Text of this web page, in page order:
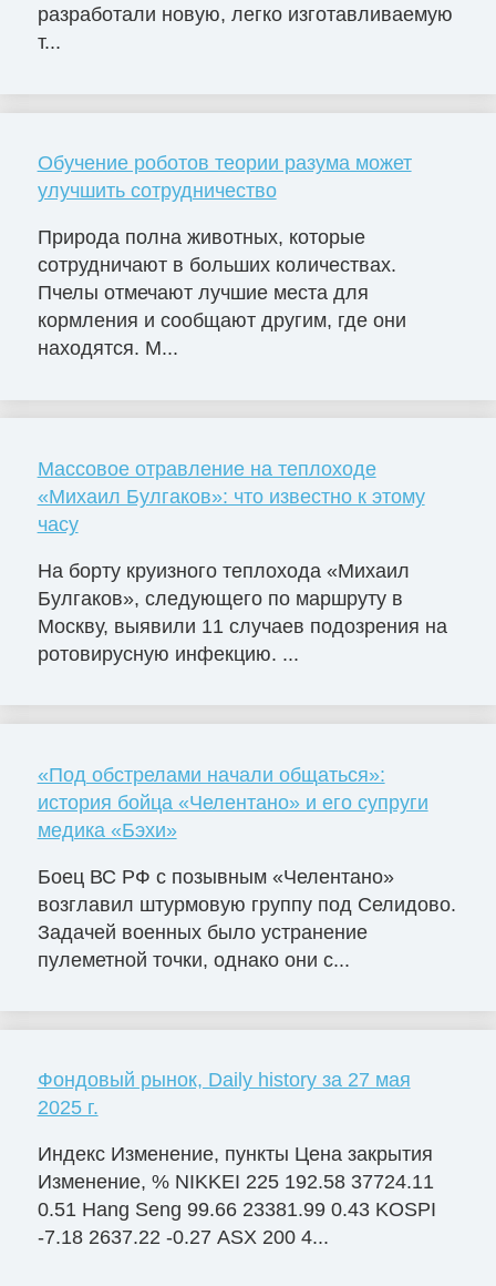
разработали новую, легко изготавливаемую
т...
Обучение роботов теории разума может
улучшить сотрудничество
Природа полна животных, которые
сотрудничают в больших количествах.
Пчелы отмечают лучшие места для
кормления и сообщают другим, где они
находятся. М...
Массовое отравление на теплоходе
«Михаил Булгаков»: что известно к этому
часу
На борту круизного теплохода «Михаил
Булгаков», следующего по маршруту в
Москву, выявили 11 случаев подозрения на
ротовирусную инфекцию. ...
«Под обстрелами начали общаться»:
история бойца «Челентано» и его супруги
медика «Бэхи»
Боец ВС РФ с позывным «Челентано»
возглавил штурмовую группу под Селидово.
Задачей военных было устранение
пулеметной точки, однако они с...
Фондовый рынок, Daily history за 27 мая
2025 г.
Индекс Изменение, пункты Цена закрытия
Изменение, % NIKKEI 225 192.58 37724.11
0.51 Hang Seng 99.66 23381.99 0.43 KOSPI
-7.18 2637.22 -0.27 ASX 200 4...